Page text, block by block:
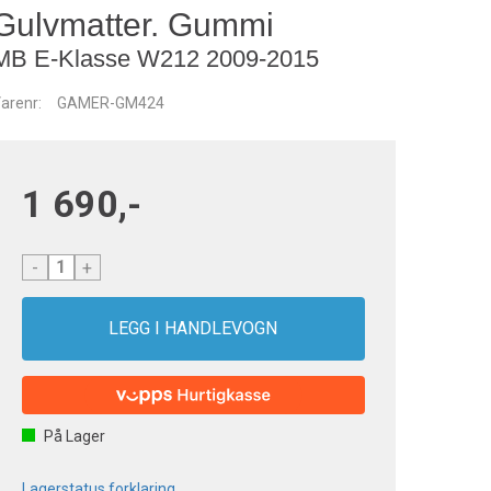
Gummi
E-Klasse W212 2009-2015
GAMER-GM424
1 690,-
- +
På Lager